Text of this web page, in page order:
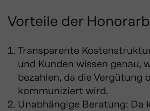
Vorteile der
Transparente
und Kunden wissen genau,
bezahlen, da die Vergütung
kommuniziert wird.
Unabhängige Beratung: Da